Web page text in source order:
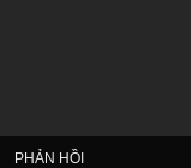
PHẢN HỒI